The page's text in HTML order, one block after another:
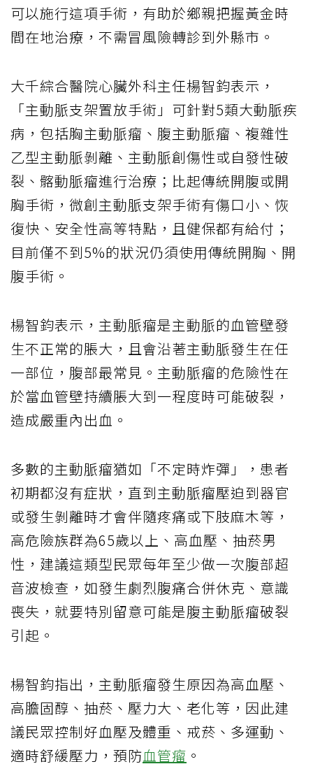
可以施行這項手術，有助於鄉親把握黃金時
間在地治療，不需冒風險轉診到外縣市。
大千綜合醫院心臟外科主任楊智鈞表示，
「主動脈支架置放手術」可針對5類大動脈疾
病，包括胸主動脈瘤、腹主動脈瘤、複雜性
乙型主動脈剝離、主動脈創傷性或自發性破
裂、髂動脈瘤進行治療；比起傳統開腹或開
胸手術，微創主動脈支架手術有傷口小、恢
復快、安全性高等特點，且健保都有給付；
目前僅不到5%的狀況仍須使用傳統開胸、開
腹手術。
楊智鈞表示，主動脈瘤是主動脈的血管壁發
生不正常的脹大，且會沿著主動脈發生在任
一部位，腹部最常見。主動脈瘤的危險性在
於當血管壁持續脹大到一程度時可能破裂，
造成嚴重內出血。
多數的主動脈瘤猶如「不定時炸彈」，患者
初期都沒有症狀，直到主動脈瘤壓迫到器官
或發生剝離時才會伴隨疼痛或下肢麻木等，
高危險族群為65歲以上、高血壓、抽菸男
性，建議這類型民眾每年至少做一次腹部超
音波檢查，如發生劇烈腹痛合併休克、意識
喪失，就要特別留意可能是腹主動脈瘤破裂
引起。
楊智鈞指出，主動脈瘤發生原因為高血壓、
高膽固醇、抽菸、壓力大、老化等，因此建
議民眾控制好血壓及體重、戒菸、多運動、
適時舒緩壓力，預防血管瘤 。